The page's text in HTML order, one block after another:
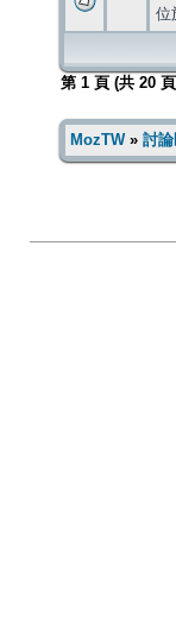
位
第 1 頁 (共 20
MozTW» 討